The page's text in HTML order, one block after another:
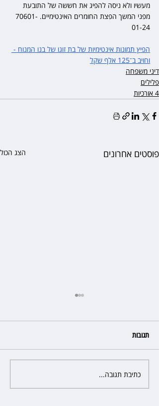
מעשיו ולא ניסה להפיג את חששה של התובעת
מפני המשך הפצת החומרים האינטימיים. 70601-
01-24
הפיץ תמונות אינטימיות של בת זוגו של בנו המנוח -
וחויב ב־125 אלף שקל
דיני משפחה
פלילים
4 אורכיות
פוסטים אחרונים הצג הכול
כשהאולם מתחמם, השופטת עדי
יעקובוביץ שומרת על קור רוח
תגובות
כתיבת תגובה...